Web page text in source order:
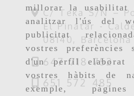
millorar la usabilitat
analitzar l'ús del
publicitat
vostres preferències
d'un perfil elaborat
vostres hàbits de
exemple,
C/ Teka S/N –
El Pinatar -
08140, Barcelona
647 718 752
651 572 485